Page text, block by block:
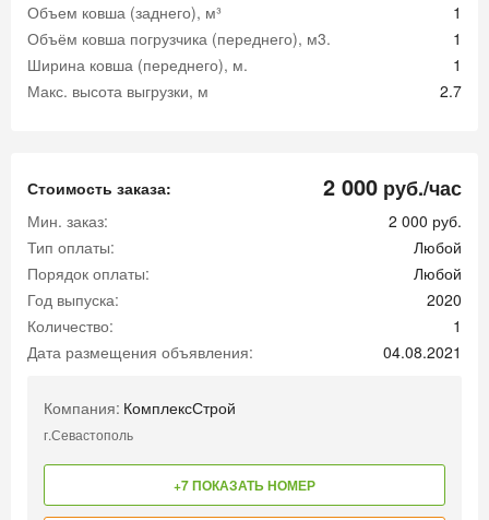
Объем ковша (заднего), м³
1
Объём ковша погрузчика (переднего), м3.
1
Ширина ковша (переднего), м.
1
Макс. высота выгрузки, м
2.7
Стоимость заказа: 2 000 руб./час
Мин. заказ:
2 000 руб.
Тип оплаты:
Любой
Порядок оплаты:
Любой
Год выпуска:
2020
Количество:
1
Дата размещения объявления:
04.08.2021
Компания: КомплексСтрой
г.Севастополь
+7 ПОКАЗАТЬ НОМЕР